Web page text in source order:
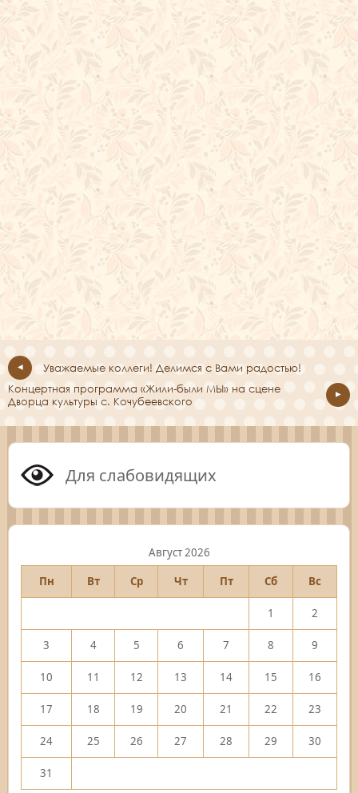
Уважаемые коллеги! Делимся с Вами радостью!
Концертная программа «Жили-были МЫ» на сцене
Дворца культуры с. Кочубеевского
Для слабовидящих
Август 2026
Пн
Вт Ср Чт Пт Сб Вс
1 2
3 4 5 6 7 8 9
10 11 12 13 14 15 16
17 18 19 20 21 22 23
24 25 26 27 28 29 30
31